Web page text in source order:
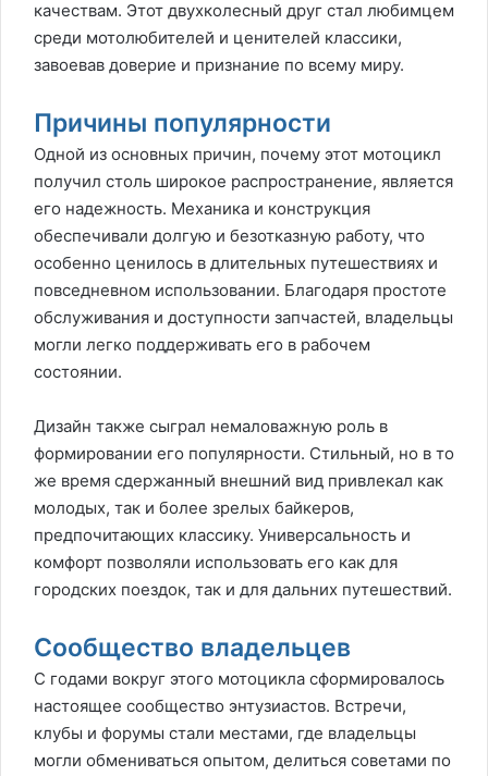
качествам. Этот двухколесный друг стал любимцем
среди мотолюбителей и ценителей классики,
завоевав доверие и признание по всему миру.
Причины популярности
Одной из основных причин, почему этот мотоцикл
получил столь широкое распространение, является
его надежность. Механика и конструкция
обеспечивали долгую и безотказную работу, что
особенно ценилось в длительных путешествиях и
повседневном использовании. Благодаря простоте
обслуживания и доступности запчастей, владельцы
могли легко поддерживать его в рабочем
состоянии.
Дизайн также сыграл немаловажную роль в
формировании его популярности. Стильный, но в то
же время сдержанный внешний вид привлекал как
молодых, так и более зрелых байкеров,
предпочитающих классику. Универсальность и
комфорт позволяли использовать его как для
городских поездок, так и для дальних путешествий.
Сообщество владельцев
С годами вокруг этого мотоцикла сформировалось
настоящее сообщество энтузиастов. Встречи,
клубы и форумы стали местами, где владельцы
могли обмениваться опытом, делиться советами по